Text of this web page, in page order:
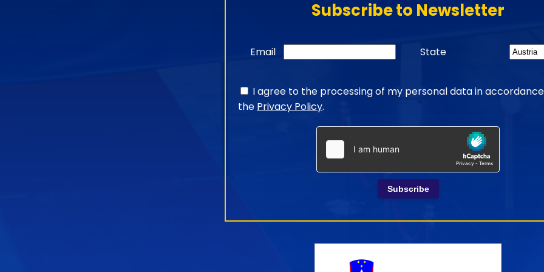
Subscribe to Newsletter
Email State
I agree to the processing of my personal data in
the Privacy Policy.
Subscribe